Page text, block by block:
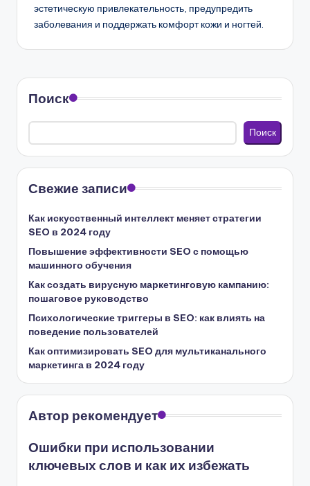
эстетическую привлекательность, предупредить
заболевания и поддержать комфорт кожи и ногтей.
Поиск
Поиск
Свежие записи
Как искусственный интеллект меняет стратегии
SEO в 2024 году
Повышение эффективности SEO с помощью
машинного обучения
Как создать вирусную маркетинговую кампанию:
пошаговое руководство
Психологические триггеры в SEO: как влиять на
поведение пользователей
Как оптимизировать SEO для мультиканального
маркетинга в 2024 году
Автор рекомендует
Ошибки при использовании
ключевых слов и как их избежать